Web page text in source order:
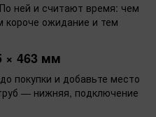
ней и считают время: чем
ожидание и тем
× 463 мм
покупки и добавьте место
— нижняя, подключение